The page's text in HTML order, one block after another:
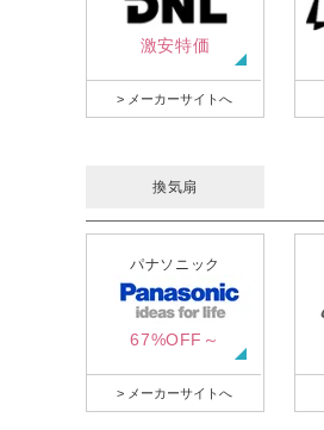
激安特価
> メーカーサイトへ
換気扇
パナソニック
67%OFF～
> メーカーサイトへ